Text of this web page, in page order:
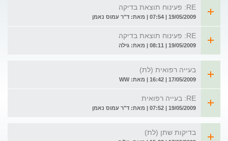
RE: פעינוח תוצאת בדיקה
19/05/2009 | 07:54 | מאת: ד"ר עמוס נאמן
RE: פעינוח תוצאת בדיקה
19/05/2009 | 08:11 | מאת: גילה
בעייה רפואית (לת)
17/05/2009 | 16:42 | מאת: WW
RE: בעייה רפואית
19/05/2009 | 07:52 | מאת: ד"ר עמוס נאמן
בדיקות שתן (לת)